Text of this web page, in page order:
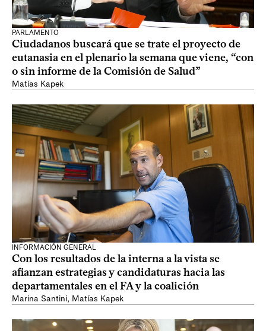
PARLAMENTO
Ciudadanos buscará que se trate el proyecto de
eutanasia en el plenario la semana que viene, “con
o sin informe de la Comisión de Salud”
Matías Kapek
INFORMACIÓN GENERAL
Con los resultados de la interna a la vista se
afianzan estrategias y candidaturas hacia las
departamentales en el FA y la coalición
Marina Santini, Matías Kapek